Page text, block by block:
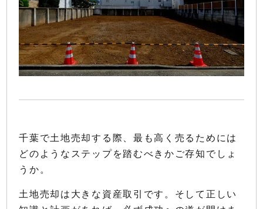
千葉で土地売却する際、最も高く売るためには
どのようなステップを踏むべきかご存知でしょ
うか。
土地売却は大きな資産取引です。そして正しい